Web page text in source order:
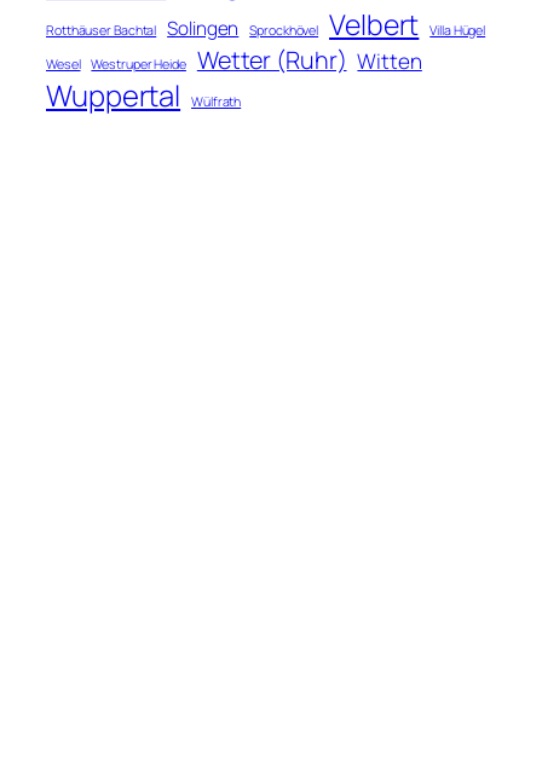
Rotthäuser Bachtal Solingen Sprockhövel Velbert
Villa Hügel
Wesel
Westruper Heide Wetter (Ruhr) Witten
Wuppertal Wülfrath